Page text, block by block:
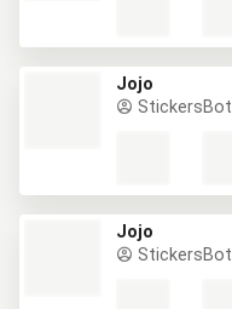
Jojo
StickersBot
Jojo
StickersBot